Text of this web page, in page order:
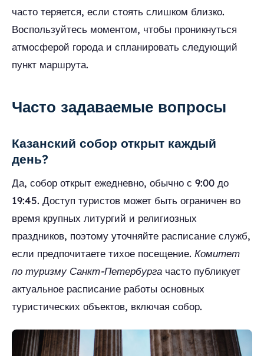
часто теряется, если стоять слишком близко.
Воспользуйтесь моментом, чтобы проникнуться
атмосферой города и спланировать следующий
пункт маршрута.
Часто задаваемые вопросы
Казанский собор открыт каждый
день?
Да, собор открыт ежедневно, обычно с 9:00 до
19:45. Доступ туристов может быть ограничен во
время крупных литургий и религиозных
праздников, поэтому уточняйте расписание служб,
если предпочитаете тихое посещение. Комитет
по туризму Санкт-Петербурга часто публикует
актуальное расписание работы основных
туристических объектов, включая собор.